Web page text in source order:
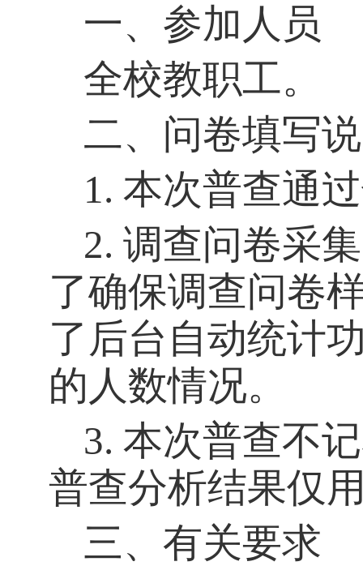
一、参加人员
全校教职工。
二、 问卷填写
1. 本次普查通过
2. 调查问卷采
了确保调查问卷
了后台自动统计
的人数情况。
3. 本次普查不
普查分析结果仅
三、 有关要求